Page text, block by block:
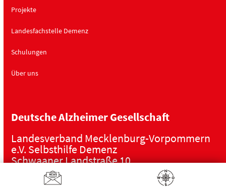
Projekte
Landesfachstelle Demenz
Schulungen
Über uns
Deutsche Alzheimer Gesellschaft
Landesverband Mecklenburg-Vorpommern
e.V. Selbsthilfe Demenz
Schwaaner Landstraße 10
18055 Rostock